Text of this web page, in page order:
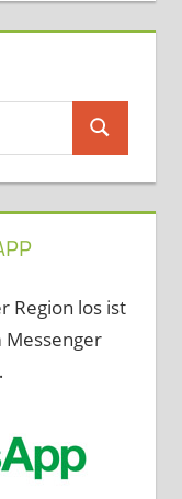
Suchen
Region los ist